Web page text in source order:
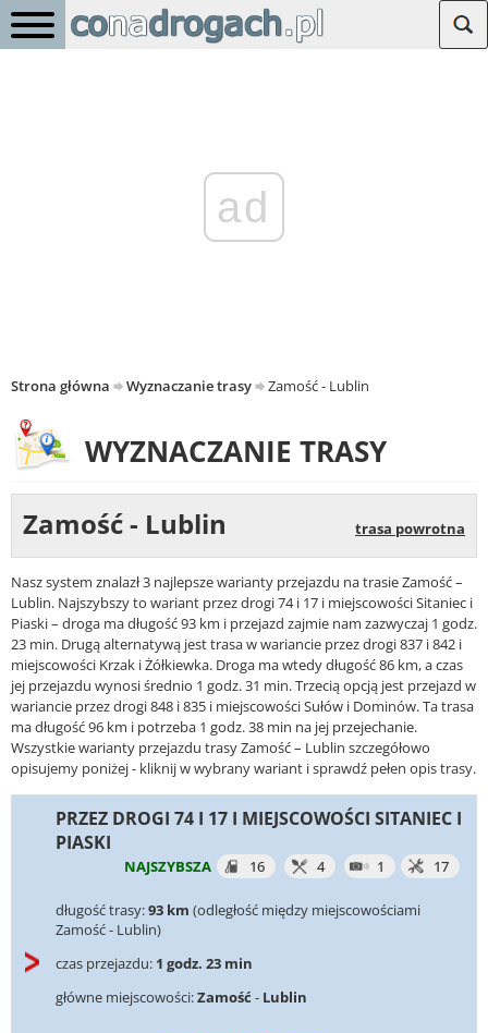
ad
Strona główna Wyznaczanie trasy Zamość - Lublin
WYZNACZANIE TRASY
Zamość - Lublin trasa powrotna
Nasz system znalazł 3 najlepsze warianty przejazdu na trasie Zamość –
Lublin. Najszybszy to wariant przez drogi 74 i 17 i miejscowości Sitaniec i
Piaski – droga ma długość 93 km i przejazd zajmie nam zazwyczaj 1 godz.
23 min. Drugą alternatywą jest trasa w wariancie przez drogi 837 i 842 i
miejscowości Krzak i Żółkiewka. Droga ma wtedy długość 86 km, a czas
jej przejazdu wynosi średnio 1 godz. 31 min. Trzecią opcją jest przejazd w
wariancie przez drogi 848 i 835 i miejscowości Sułów i Dominów. Ta trasa
ma długość 96 km i potrzeba 1 godz. 38 min na jej przejechanie.
Wszystkie warianty przejazdu trasy Zamość – Lublin szczegółowo
opisujemy poniżej - kliknij w wybrany wariant i sprawdź pełen opis trasy.
PRZEZ DROGI 74 I 17 I MIEJSCOWOŚCI SITANIEC I
PIASKI
NAJSZYBSZA 16 4 1 17
długość trasy:93 km (odległość między miejscowościami
Zamość - Lublin)
czas przejazdu: 1 godz. 23 min
główne miejscowości:Zamość - Lublin